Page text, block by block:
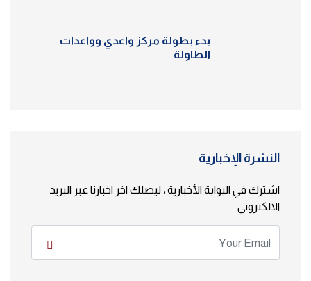
بدء بطولة مركز واعدي وواعدات
الطاولة
النشرة الإخبارية
اشترك في البوابة الأخبارية ، ليصلك اخر اخبارنا عبر البريد
الالكتروني